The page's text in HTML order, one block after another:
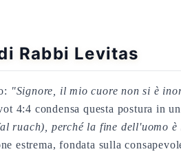
Rabbi Levitas
"Signore, il mio cuore non si è
4:4 condensa questa postura in
ruach), perché la fine dell'uomo
estrema, fondata sulla